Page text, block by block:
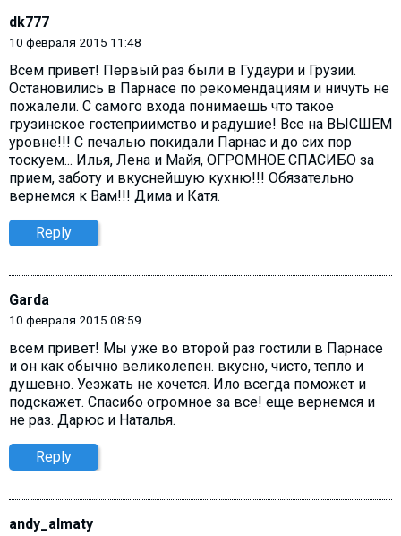
dk777
10 февраля 2015 11:48
Всем привет! Первый раз были в Гудаури и Грузии.
Остановились в Парнасе по рекомендациям и ничуть не
пожалели. С самого входа понимаешь что такое
грузинское гостеприимство и радушие! Все на ВЫСШЕМ
уровне!!! С печалью покидали Парнас и до сих пор
тоскуем... Илья, Лена и Майя, ОГРОМНОЕ СПАСИБО за
прием, заботу и вкуснейшую кухню!!! Обязательно
вернемся к Вам!!! Дима и Катя.
Reply
Garda
10 февраля 2015 08:59
всем привет! Мы уже во второй раз гостили в Парнасе
и он как обычно великолепен. вкусно, чисто, тепло и
душевно. Уезжать не хочется. Ило всегда поможет и
подскажет. Спасибо огромное за все! еще вернемся и
не раз. Дарюс и Наталья.
Reply
andy_almaty